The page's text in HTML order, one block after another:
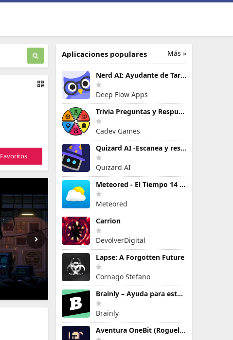
Favoritos
Más »
Aplicaciones populares
Nerd AI: Ayudante de Tareas IA
Deep Flow Apps
Trivia Preguntas y Respuestas
Cadev Games
Quizard AI -Escanea y resuelve
Quizard AI
Meteored - El Tiempo 14 Días
Meteored
Carrion
DevolverDigital
Lapse: A Forgotten Future
Cornago Stefano
Brainly – Ayuda para estudiar
Brainly
Aventura OneBit (Roguelike)